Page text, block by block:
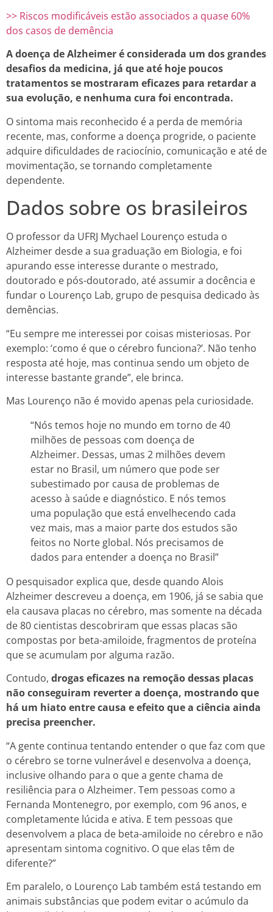
>> Riscos modificáveis estão associados a quase 60%
dos casos de demência
A doença de Alzheimer é considerada um dos grandes
desafios da medicina, já que até hoje poucos
tratamentos se mostraram eficazes para retardar a
sua evolução, e nenhuma cura foi encontrada.
O sintoma mais reconhecido é a perda de memória
recente, mas, conforme a doença progride, o paciente
adquire dificuldades de raciocínio, comunicação e até de
movimentação, se tornando completamente
dependente.
Dados sobre os brasileiros
O professor da UFRJ Mychael Lourenço estuda o
Alzheimer desde a sua graduação em Biologia, e foi
apurando esse interesse durante o mestrado,
doutorado e pós-doutorado, até assumir a docência e
fundar o Lourenço Lab, grupo de pesquisa dedicado às
demências.
“Eu sempre me interessei por coisas misteriosas. Por
exemplo: ‘como é que o cérebro funciona?’. Não tenho
resposta até hoje, mas continua sendo um objeto de
interesse bastante grande”, ele brinca.
Mas Lourenço não é movido apenas pela curiosidade.
“Nós temos hoje no mundo em torno de 40
milhões de pessoas com doença de
Alzheimer. Dessas, umas 2 milhões devem
estar no Brasil, um número que pode ser
subestimado por causa de problemas de
acesso à saúde e diagnóstico. E nós temos
uma população que está envelhecendo cada
vez mais, mas a maior parte dos estudos são
feitos no Norte global. Nós precisamos de
dados para entender a doença no Brasil”
O pesquisador explica que, desde quando Alois
Alzheimer descreveu a doença, em 1906, já se sabia que
ela causava placas no cérebro, mas somente na década
de 80 cientistas descobriram que essas placas são
compostas por beta-amiloide, fragmentos de proteína
que se acumulam por alguma razão.
Contudo, drogas eficazes na remoção dessas placas
não conseguiram reverter a doença, mostrando que
há um hiato entre causa e efeito que a ciência ainda
precisa preencher.
“A gente continua tentando entender o que faz com que
o cérebro se torne vulnerável e desenvolva a doença,
inclusive olhando para o que a gente chama de
resiliência para o Alzheimer. Tem pessoas como a
Fernanda Montenegro, por exemplo, com 96 anos, e
completamente lúcida e ativa. E tem pessoas que
desenvolvem a placa de beta-amiloide no cérebro e não
apresentam sintoma cognitivo. O que elas têm de
diferente?”
Em paralelo, o Lourenço Lab também está testando em
animais substâncias que podem evitar o acúmulo da